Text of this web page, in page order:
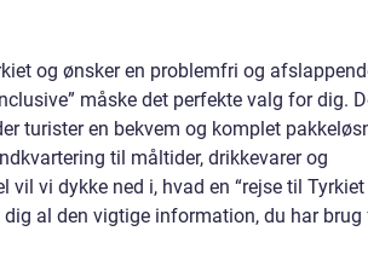
og ønsker en problemfri og
måske det perfekte valg for dig.
turister en bekvem og komplet
til måltider, drikkevarer og
vil vi dykke ned i, hvad en “rejse til
al den vigtige information, du har